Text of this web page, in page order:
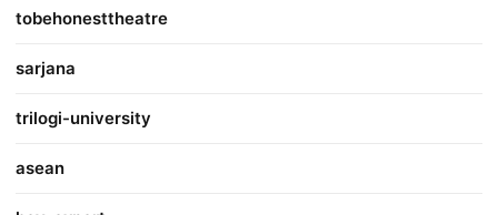
tobehonesttheatre
sarjana
trilogi-university
asean